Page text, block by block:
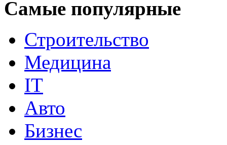
Самые популярные
Строительство
Медицина
IT
Авто
Бизнес